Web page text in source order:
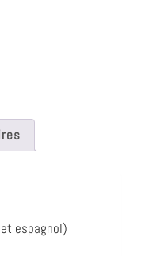
espagnol)